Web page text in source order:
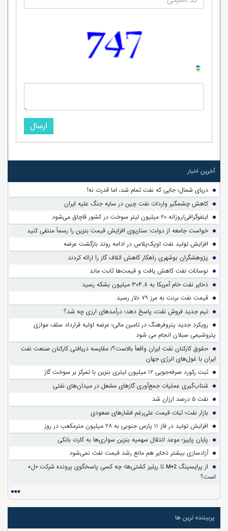
ارسال
آخرین اخبار
دریای شمال؛ جایی که نفت تمام شد، اما قدرت نه!
کاهش چشمگیر واردات نفت چین در سایه جنگ علیه ایران
اینفوگرافی/روزانه ۲۰ میلیون لیتر سوخت در کشور قاچاق می‌شود
خواست جامعه از دولت: سناریوی افزایش قیمت بنزین را رسماً منتفی کنید
افزایش تولید نفت اوپک‌پلاس در ادامه روند بازگشت عرضه
پژوهشگران بوشهری راهکار کاهش اتلاف گاز را ارائه کردند
نوسانات نفت کاهش یافت و قیمت‌ها ثابت ماند
ذخایر نفت خام آمریکا به ۳۰۴.۸ میلیون بشکه رسید
قیمت نفت برنت به مرز ۷۹ دلار رسید
تیم جدید فروش نفت، پاسخ دهد؛ درآمدهای ارزی چه شد؟
رویکرد جدید پتروفرهنگ در تامین مالی؛ عرضه اولیه قرارداد سلف موازی
پتروشیمی سبلان انجام می شود
حقوق کارکنان نفت ایران واقعاً بالاست؟/ مقایسه دریافتی کارکنان صنعت نفت
ایران با غول‌های انرژی جهان
ثبت رکورد صرفه‌جویی ۱۲ میلیون لیتری بنزین با تمرکز بر سوخت گاز
شتاب‌گیری عملیات جمع‌آوری گازهای مشعل در میدان‌های نفتی
نفت ۵ درصد ارزان شد
بازار نفت؛ ثبات قیمت علی‌رغم فشارهای صعودی
افزایش تولید در فاز ۱۱ پارس جنوبی به ۲۸ میلیون مترمکعب در روز
پایان پاییز؛ موعد انتقال سهمیه بنزین سواری‌ها به کارت بانکی
آزادسازی بیشتر ذخایر هم مانع رشد قیمت نفت نمی‌شود
از پرایسینگ M+2 تا ریلیز کشتی‌ها؛ چه کسی پاسخگوی پرونده شرکت «ل»
است؟
پربیننده ترین ها